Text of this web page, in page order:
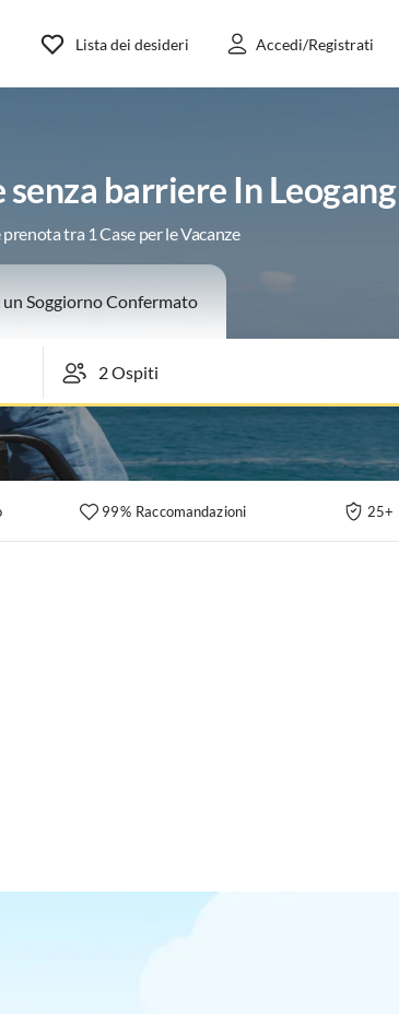
Lista dei desideri Accedi/Registrati
barriere In Leogang
tra 1 Case per le Vacanze
Soggiorno Confermato
99% Raccomandazioni 25+